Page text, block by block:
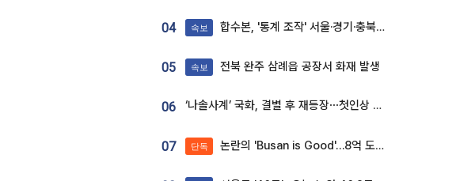
04 속보 합수본, '통계 조작' 서울·경기·충북 선관위 등 추가 압수수색
05 속보 전북 완주 삼례읍 공장서 화재 발생
06 ‘나솔사계’ 국화, 결별 후 재등장⋯첫인상 투표 휩쓸고 ‘인기녀’ 등극
07 단독 논란의 'Busan is Good'…8억 도시브랜드, 용산 대통령실 CI 업체가 수행